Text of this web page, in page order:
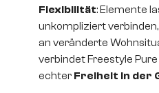
Flexibilität: Elemente
unkompliziert
an veränderte
verbindet Freestyle
echter Freiheit in der